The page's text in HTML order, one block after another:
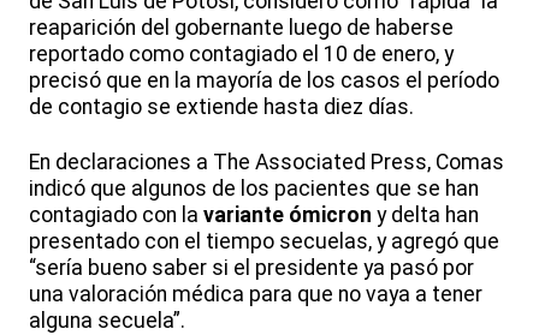
reaparición del gobernante luego de haberse
reportado como contagiado el 10 de enero, y
precisó que en la mayoría de los casos el período
de contagio se extiende hasta diez días.
En declaraciones a The Associated Press, Comas
indicó que algunos de los pacientes que se han
contagiado con la variante ómicron y delta han
presentado con el tiempo secuelas, y agregó que
“sería bueno saber si el presidente ya pasó por
una valoración médica para que no vaya a tener
alguna secuela”.